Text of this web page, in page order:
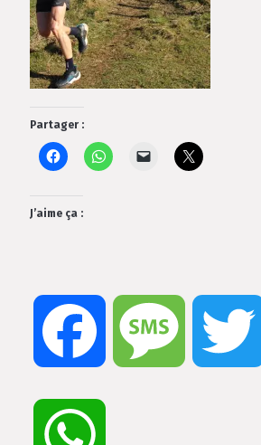
Partager :
J’aime ça :
Facebook Message